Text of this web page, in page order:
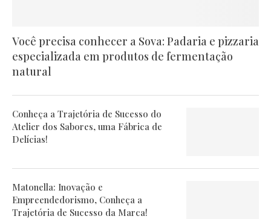
Você precisa conhecer a Sova: Padaria e pizzaria
especializada em produtos de fermentação
natural
Conheça a Trajetória de Sucesso do
Atelier dos Sabores, uma Fábrica de
Delícias!
Matonella: Inovação e
Empreendedorismo, Conheça a
Trajetória de Sucesso da Marca!